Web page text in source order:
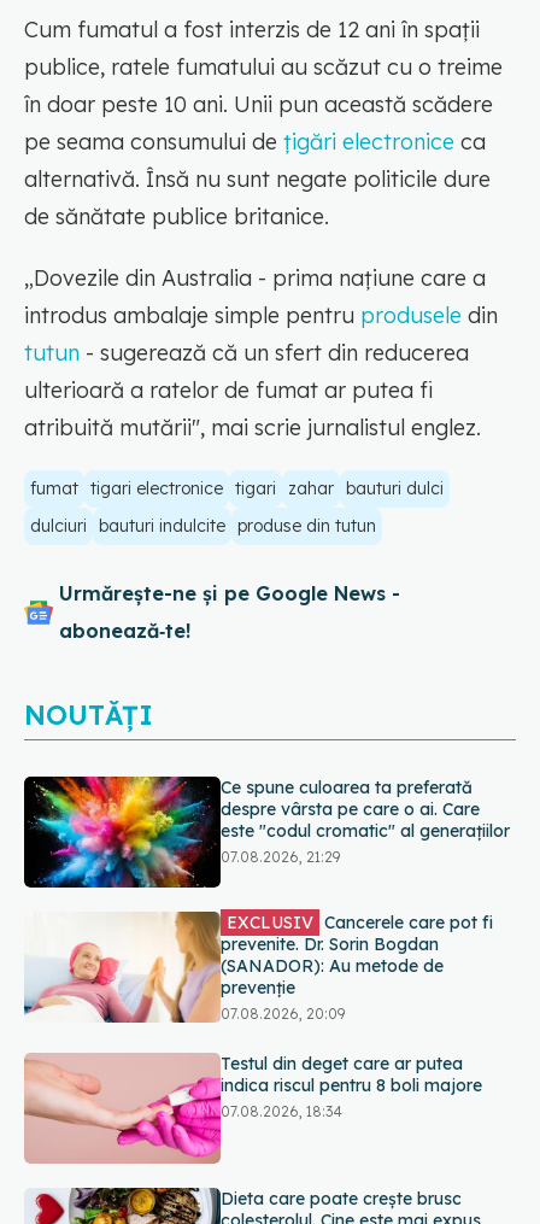
Cum fumatul a fost interzis de 12 ani în spații
publice, ratele fumatului au scăzut cu o treime
în doar peste 10 ani. Unii pun această scădere
pe seama consumului de țigări electronice ca
alternativă. Însă nu sunt negate politicile dure
de sănătate publice britanice.
„Dovezile din Australia - prima națiune care a
introdus ambalaje simple pentru produsele din
tutun - sugerează că un sfert din reducerea
ulterioară a ratelor de fumat ar putea fi
atribuită mutării", mai scrie jurnalistul englez.
fumat tigari electronice tigari zahar
bauturi dulci
dulciuri
bauturi indulcite produse din tutun
Urmărește-ne și pe Google News -
abonează‑te!
NOUTĂȚI
EXCLUSIV Cancerele care pot fi
prevenite. Dr. Sorin Bogdan
(SANADOR): Au metode de
prevenție
Testul din deget care ar putea
indica riscul pentru 8 boli majore
07.08.2026, 18:34
Dieta care poate crește brusc
colesterolul. Cine este mai expus
07.08.2026, 17:22
PNRR: 174 de milioane de lei pentru